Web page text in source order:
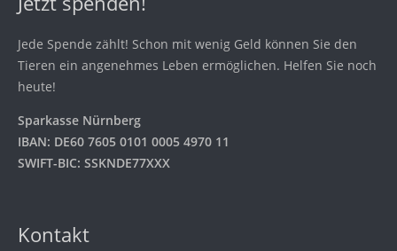
Jede Spende zählt! Schon mit wenig Geld können Sie den
Tieren ein angenehmes Leben ermöglichen. Helfen Sie noch
heute!
Sparkasse Nürnberg
IBAN: DE60 7605 0101 0005 4970 11
SWIFT-BIC: SSKNDE77XXX
Kontakt